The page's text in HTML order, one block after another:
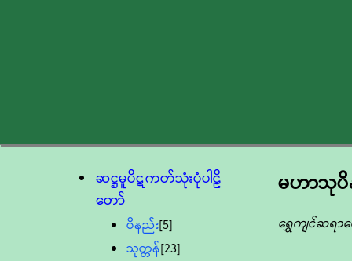
ဆဋ္ဌမူပိဋကတ်သုံးပုံပါဠိ
တော်
ဝိနည်း[5]
သုတ္တန်[23]
မဟာသုပိ
ရွှေကျင်ဆရာ